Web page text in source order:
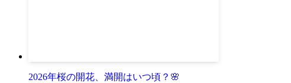
2026年桜の開花、満開はいつ頃？🌸